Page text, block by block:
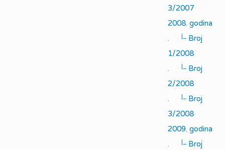
3/2007
2008. godina
.
|_ Broj
1/2008
.
|_ Broj
2/2008
.
|_ Broj
3/2008
2009. godina
.
|_ Broj